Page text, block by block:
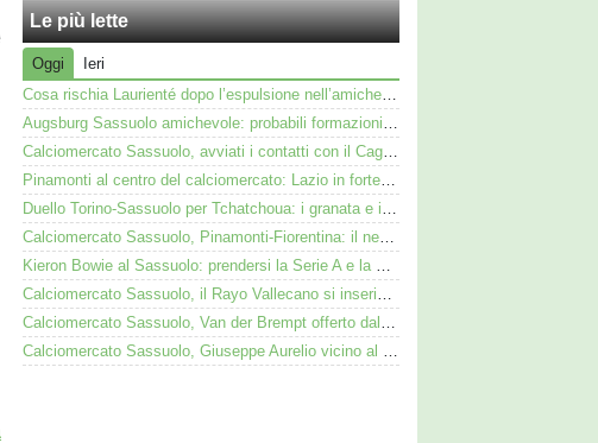
Le più lette
Oggi
Ieri
Cosa rischia Laurienté dopo l’espulsione nell’amichevole Sassuolo-Celta Vigo
Augsburg Sassuolo amichevole: probabili formazioni e dove vederla in tv e streaming
Calciomercato Sassuolo, avviati i contatti con il Cagliari per Zappa
Pinamonti al centro del calciomercato: Lazio in forte pressing, Fiorentina osserva
Duello Torino-Sassuolo per Tchatchoua: i granata e i neroverdi valutano per l'ex Verona
Calciomercato Sassuolo, Pinamonti-Fiorentina: il neroverde alternativa a Pellegrino del Parma
Kieron Bowie al Sassuolo: prendersi la Serie A e la Scozia. Lui o Pinamonti: chi sarà titolare
Calciomercato Sassuolo, il Rayo Vallecano si inserisce per l'ex Torino Obrador
Calciomercato Sassuolo, Van der Brempt offerto dal Como al Cagliari per avere Esposito
Calciomercato Sassuolo, Giuseppe Aurelio vicino al Cagliari: operazione in dirittura d’arrivo